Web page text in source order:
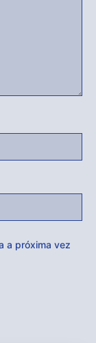
a próxima vez